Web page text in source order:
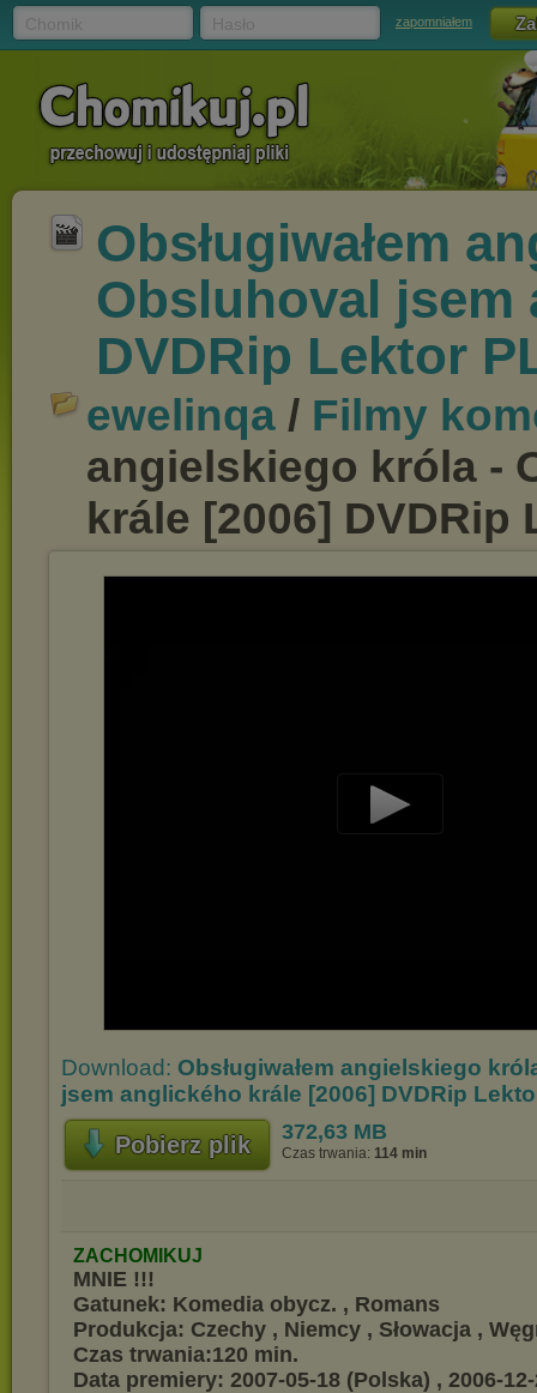
zapomniałem
Obsługiwałem
Obsluhoval jsem
DVDRip Lektor
ewelinqa / Filmy
angielskiego króla -
krále [2006]
Download: Obsługiwałem angielskiego
jsem anglického krále [2006] DVDRip
Pobierz plik 372,63 MB
Czas trwania: 114 min
ZACHOMIKUJ
MNIE !!!
Gatunek: Komedia obycz. , Romans
Produkcja: Czechy , Niemcy , Słowacja ,
Czas trwania:120 min.
Data premiery: 2007-05-18 (Polska) , 2006-